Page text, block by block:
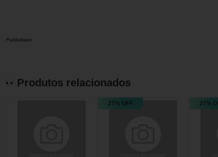
Publicidade
Produtos relacionados
27% OFF 27%